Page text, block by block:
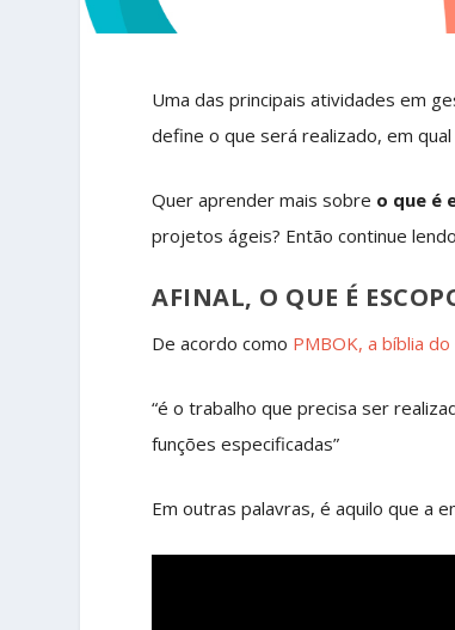
Uma das principais atividades em
define o que será realizado, em
Quer aprender mais sobre o que é
projetos ágeis? Então continue
AFINAL, O QUE É
De acordo como PMBOK, a bíblia
“é o trabalho que precisa ser
funções especificadas”
Em outras palavras, é aquilo que a